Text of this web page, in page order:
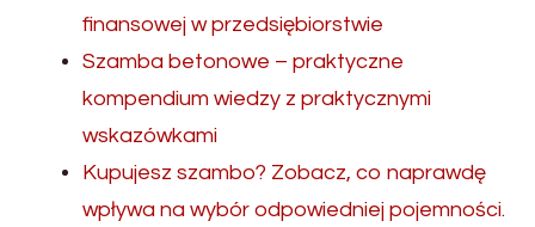
finansowej w przedsiębiorstwie
Szamba betonowe – praktyczne
kompendium wiedzy z praktycznymi
wskazówkami
Kupujesz szambo? Zobacz, co naprawdę
wpływa na wybór odpowiedniej pojemności.